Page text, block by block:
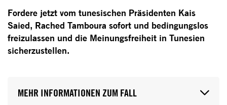
Fordere jetzt vom tunesischen Präsidenten Kais
Saied, Rached Tamboura sofort und bedingungslos
freizulassen und die Meinungsfreiheit in Tunesien
sicherzustellen.
MEHR INFORMATIONEN ZUM FALL